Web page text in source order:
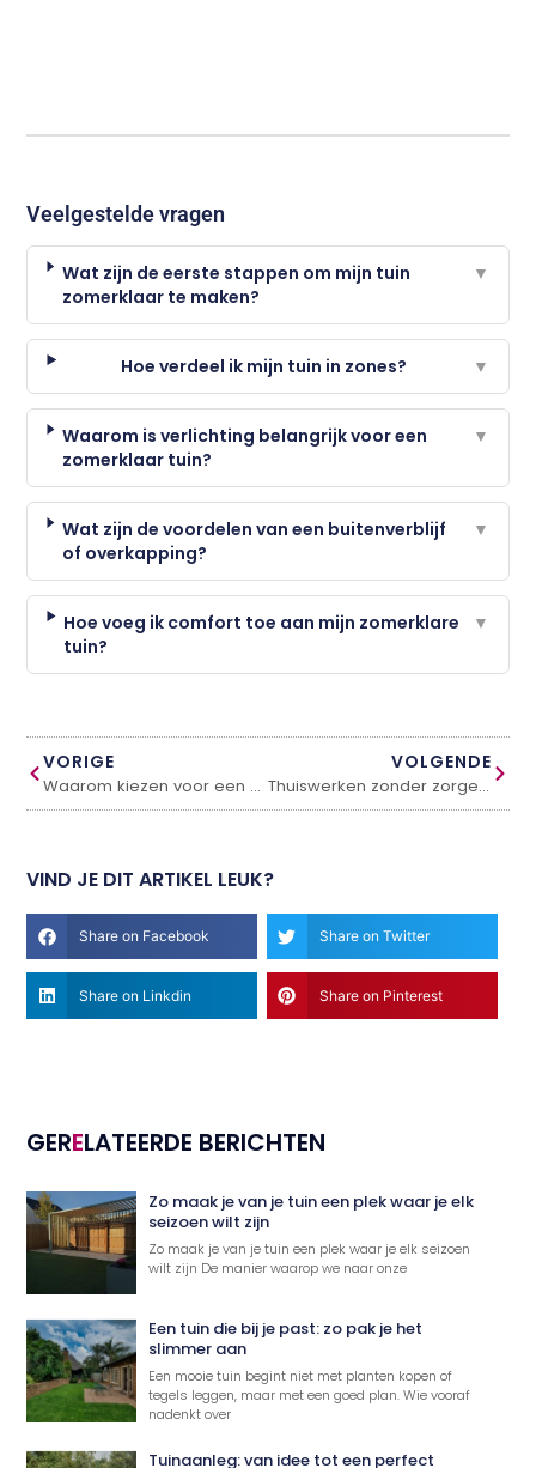
Veelgestelde vragen
Wat zijn de eerste stappen om mijn tuin
zomerklaar te maken?
▼
Hoe verdeel ik mijn tuin in zones? ▼
Waarom is verlichting belangrijk voor een
zomerklaar tuin?
▼
Wat zijn de voordelen van een buitenverblijf
of overkapping?
▼
Hoe voeg ik comfort toe aan mijn zomerklare
tuin?
▼
VORIGE
Waarom kiezen voor een groene energieleverancier? Zo draag jij bij aan een duurzamere wereld
VOLGENDE
Thuiswerken zonder zorgen: Zo creëer je een veilig en stabiel netwerk in huis
VIND JE DIT ARTIKEL LEUK?
Share on Facebook Share on Twitter
Share on Linkdin Share on Pinterest
GERELATEERDE BERICHTEN
Zo maak je van je tuin een plek waar je elk
seizoen wilt zijn
Zo maak je van je tuin een plek waar je elk seizoen
wilt zijn De manier waarop we naar onze
Een tuin die bij je past: zo pak je het
slimmer aan
Een mooie tuin begint niet met planten kopen of
tegels leggen, maar met een goed plan. Wie vooraf
nadenkt over
Tuinaanleg: van idee tot een perfect